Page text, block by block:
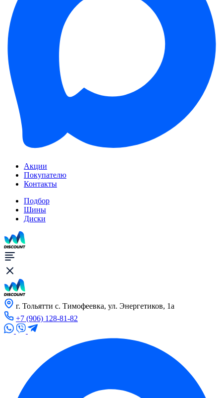
Акции
Покупателю
Контакты
Подбор
Шины
Диски
г. Тольятти с. Тимофеевка, ул. Энергетиков, 1а
+7 (906) 128-81-82